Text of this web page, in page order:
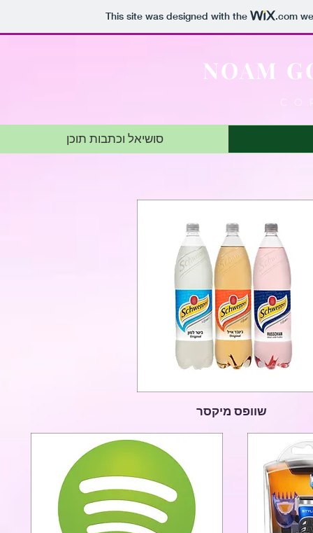
This site was designed with the .com
NOAM
סושיאל וכתבות תוכן
שוופס מיקסר